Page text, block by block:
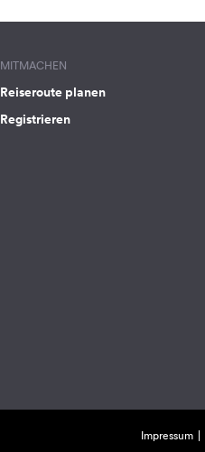
MITMACHEN
Reiseroute planen
Registrieren
Impressum